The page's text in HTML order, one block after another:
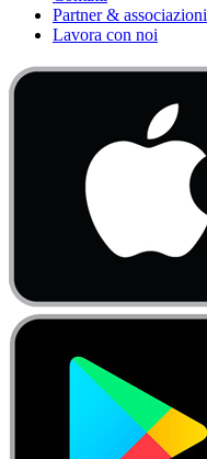
Partner & associazioni
Lavora con noi